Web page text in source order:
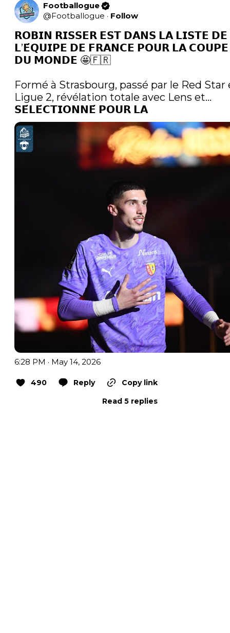
Footballogue
@Footballogue · Follow
𝗥𝗢𝗕𝗜𝗡 𝗥𝗜𝗦𝗦𝗘𝗥 𝗘𝗦𝗧 𝗗𝗔𝗡𝗦 𝗟𝗔 𝗟𝗜𝗦𝗧𝗘 𝗗𝗘
𝗟’𝗘́𝗤𝗨𝗜𝗣𝗘 𝗗𝗘 𝗙𝗥𝗔𝗡𝗖𝗘 𝗣𝗢𝗨𝗥 𝗟𝗔 𝗖𝗢𝗨𝗣𝗘
𝗗𝗨 𝗠𝗢𝗡𝗗𝗘 🤩🇫🇷
Formé à Strasbourg, passé par le Red Star
Ligue 2, révélation totale avec Lens et…
𝗦𝗘́𝗟𝗘́𝗖𝗧𝗜𝗢𝗡𝗡𝗘́ 𝗣𝗢𝗨𝗥 𝗟𝗔
6:28 PM · May 14, 2026
490 Reply
Copy link
Read 5 replies